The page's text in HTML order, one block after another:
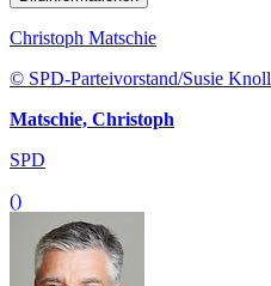
Christoph Matschie
© SPD-Parteivorstand/Susie Knoll
Matschie, Christoph
SPD
()